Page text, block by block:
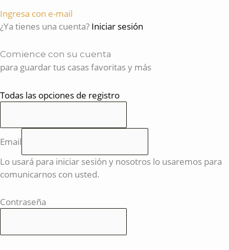
Ingresa con e-mail
¿Ya tienes una cuenta? Iniciar sesión
Comience con su cuenta
para guardar tus casas favoritas y más
Todas las opciones de registro
Email
Lo usará para iniciar sesión y nosotros lo usaremos para
comunicarnos con usted.
Contraseña